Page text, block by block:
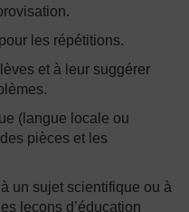
les répétitions.
et à leur suggérer
(langue locale ou
pièces et les
un sujet scientifique ou à
leçons d’éducation